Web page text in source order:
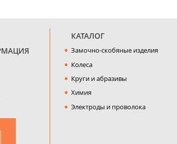
КАТАЛОГ
Замочно-скобяные изделия
Колеса
Круги и абразивы
Химия
Электроды и проволока